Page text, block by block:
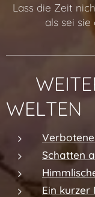
Lass die Zeit
als sei
✨
WELTEN
Schatten
Ein